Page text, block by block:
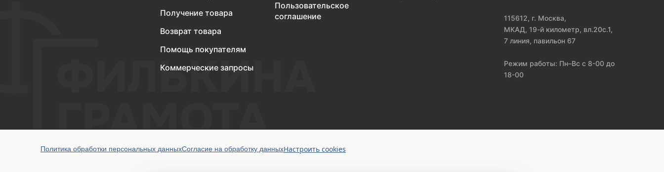
Получение товара
Возврат товара
Помощь покупателям
Коммерческие запросы
Пользовательское
соглашение
115612, г. Москва,
МКАД, 19-й километр, вл.20с.1,
7 линия, павильон 67
Режим работы: Пн–Вс с 8-00 до
18-00
Политика обработки персональных данныхСогласие на обработку данныхНастроить cookies